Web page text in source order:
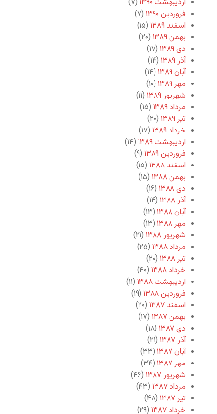
اردیبهشت ۱۳۹۰
(۷)
فروردین ۱۳۹۰
(۷)
اسفند ۱۳۸۹
(۱۵)
بهمن ۱۳۸۹
(۲۰)
دی ۱۳۸۹
(۱۷)
آذر ۱۳۸۹
(۱۴)
آبان ۱۳۸۹
(۱۴)
مهر ۱۳۸۹
(۱۰)
شهریور ۱۳۸۹
(۱۱)
مرداد ۱۳۸۹
(۱۵)
تیر ۱۳۸۹
(۲۰)
خرداد ۱۳۸۹
(۱۷)
اردیبهشت ۱۳۸۹
(۱۴)
فروردین ۱۳۸۹
(۹)
اسفند ۱۳۸۸
(۱۵)
بهمن ۱۳۸۸
(۱۵)
دی ۱۳۸۸
(۱۶)
آذر ۱۳۸۸
(۱۴)
آبان ۱۳۸۸
(۱۳)
مهر ۱۳۸۸
(۱۳)
شهریور ۱۳۸۸
(۲۱)
مرداد ۱۳۸۸
(۲۵)
تیر ۱۳۸۸
(۲۰)
خرداد ۱۳۸۸
(۴۰)
اردیبهشت ۱۳۸۸
(۱۱)
فروردین ۱۳۸۸
(۱۹)
اسفند ۱۳۸۷
(۲۰)
بهمن ۱۳۸۷
(۱۷)
دی ۱۳۸۷
(۱۸)
آذر ۱۳۸۷
(۲۱)
آبان ۱۳۸۷
(۳۳)
مهر ۱۳۸۷
(۳۴)
شهریور ۱۳۸۷
(۴۶)
مرداد ۱۳۸۷
(۴۳)
تیر ۱۳۸۷
(۴۸)
خرداد ۱۳۸۷
(۲۹)